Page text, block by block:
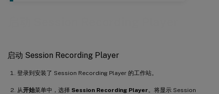
启动 Session Recording Player
登录到安装了 Session Recording Player 的工作站。
从开始菜单中，选择 Session Recording Player 。将显示 Session